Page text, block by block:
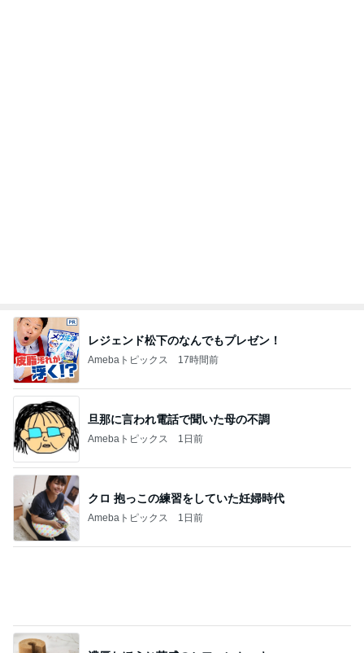
レジェンド松下のなんでもプレゼン！
Amebaトピックス 17時間前
旦那に言われ電話で聞いた母の不調
Amebaトピックス 1日前
クロ 抱っこの練習をしていた妊婦時代
Amebaトピックス 1日前